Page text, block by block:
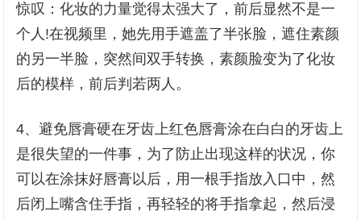
惊叹：化妆的力量觉得太强大了，前后显然不是一
个人!在视频里，她先用手遮盖了半张脸，遮住素颜
的另一半脸，突然间双手转换，素颜脸变为了化妆
后的模样，前后判若两人。
4、避免唇膏硬在牙齿上红色唇膏涂在白白的牙齿上
是很失望的一件事，为了防止出现这样的状况，你
可以在涂抹好唇膏以后，用一根手指放入口中，然
后闭上嘴含住手指，再轻轻的将手指拿起，然后浸